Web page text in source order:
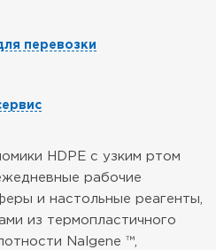
перевозки
HDPE с узким ртом
рабочие
и настольные реагенты,
из термопластичного
Nalgene ™,